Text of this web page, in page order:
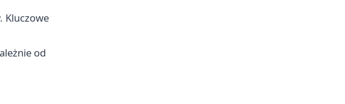
Kluczowe
od